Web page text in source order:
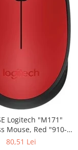
"M171"
Red "910-
80,51 Lei